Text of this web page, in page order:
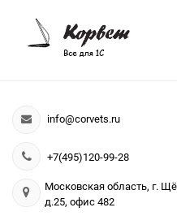
info@corvets.ru
+7(495)120-99-28
Московская область, г.
д.25, офис 482